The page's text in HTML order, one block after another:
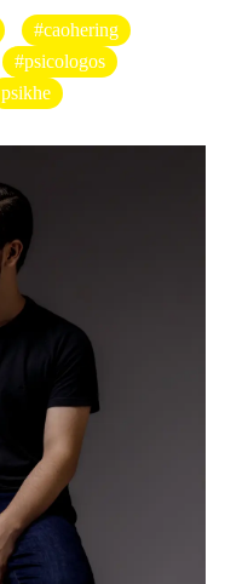
#caohering
#psicologos
psikhe